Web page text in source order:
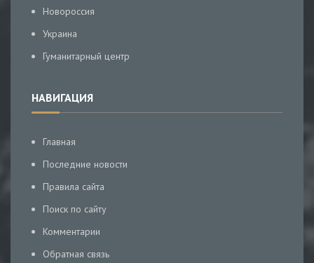
Новороссия
Украина
Гуманитарный центр
НАВИГАЦИЯ
Главная
Последние новости
Правила сайта
Поиск по сайту
Комментарии
Обратная связь